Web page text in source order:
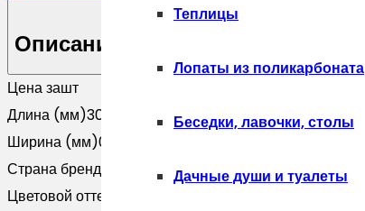
Теплицы
Лопаты из поликарбоната
Беседки, лавочки, столы
Дачные души и туалеты
составная
для
забора
жалюзи
Palermo
0,45
Описание
Цена зашт
Длина (мм)3000
Ширина (мм)0
Страна бренда
Цветовой оттенок